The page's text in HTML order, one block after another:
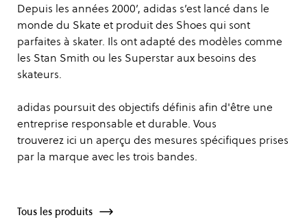
Depuis les années 2000’, adidas s’est lancé dans le
monde du Skate et produit des Shoes qui sont
parfaites à skater. Ils ont adapté des modèles comme
les Stan Smith ou les Superstar aux besoins des
skateurs.
adidas poursuit des objectifs définis afin d'être une
entreprise responsable et durable. Vous
trouverez ici un aperçu des mesures spécifiques prises
par la marque avec les trois bandes.
Tous les produits